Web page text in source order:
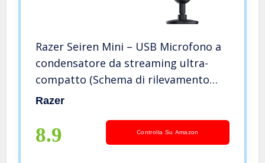
Razer Seiren Mini – USB Microfono a
condensatore da streaming ultra-
compatto (Schema di rilevamento
supercardioide, Solido supporto
integrato) Nero
Razer
8.9 Controlla Su Amazon